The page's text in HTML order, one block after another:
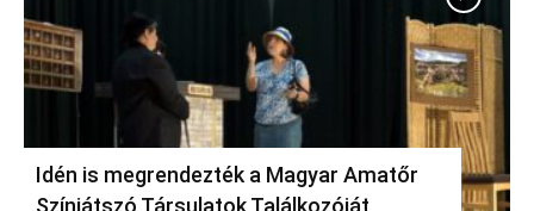
Idén is megrendezték a Magyar Amatőr
Színjátszó Társulatok Találkozóját